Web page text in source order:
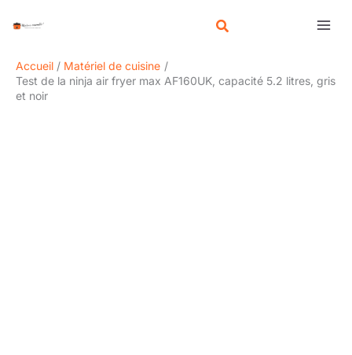
Accueil
Matériel de cuisine
Test de la ninja air fryer max AF160UK, capacité 5.2 litres, gris
et noir
e
h
e